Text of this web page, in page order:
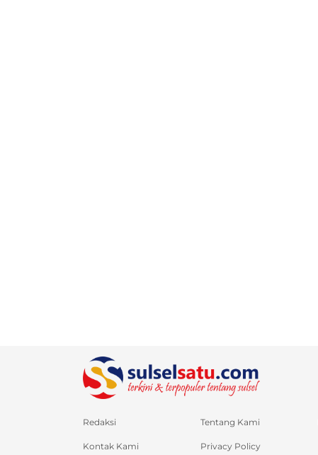
Redaksi Tentang Kami
Kontak Kami Privacy Policy